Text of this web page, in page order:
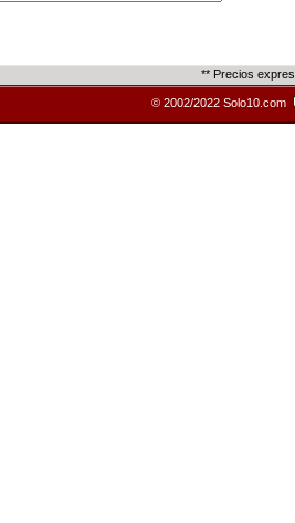
** Precios
© 2002/2022 Solo10.com